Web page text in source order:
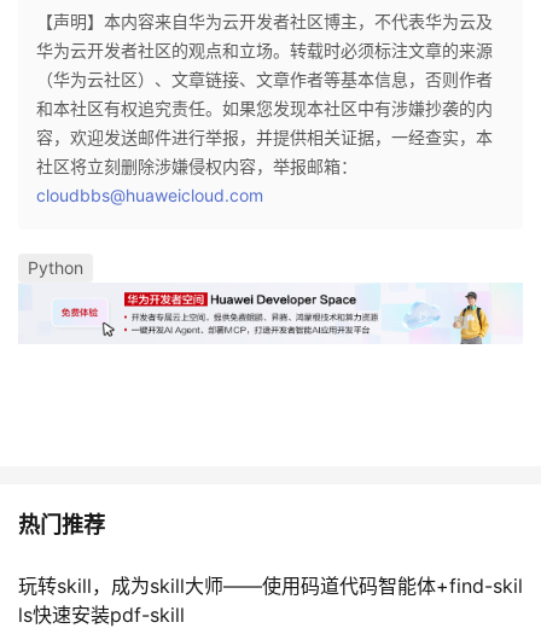
【声明】本内容来自华为云开发者社区博主，不代表华为云及
华为云开发者社区的观点和立场。转载时必须标注文章的来源
（华为云社区）、文章链接、文章作者等基本信息，否则作者
和本社区有权追究责任。如果您发现本社区中有涉嫌抄袭的内
容，欢迎发送邮件进行举报，并提供相关证据，一经查实，本
社区将立刻删除涉嫌侵权内容，举报邮箱：
cloudbbs@huaweicloud.com
Python
热门推荐
玩转skill，成为skill大师——使用码道代码智能体+find-skil
ls快速安装pdf-skill